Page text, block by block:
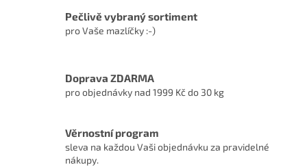
Pečlivě vybraný sortiment
pro Vaše mazlíčky :-)
Doprava ZDARMA
pro objednávky nad 1999 Kč do 30 kg
Věrnostní program
sleva na každou Vaši objednávku za pravidelné
nákupy.